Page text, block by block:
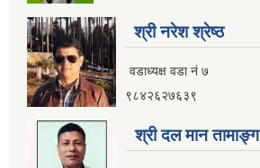
श्री नरेश श्रेष्ठ
वडाध्यक्ष वडा नं ७
९८४२६२७६३९
श्री दल मान तामाङ्ग